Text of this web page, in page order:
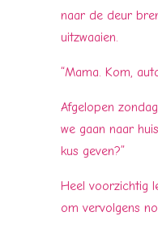
naar de deur
uitzwaaien.
“Mama. Kom,
Afgelopen
we gaan naar
kus geven?”
Heel voorzichtig
om vervolgens